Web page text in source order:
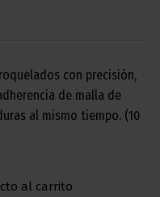
con precisión,
de malla de
al mismo tiempo. (10
al carrito